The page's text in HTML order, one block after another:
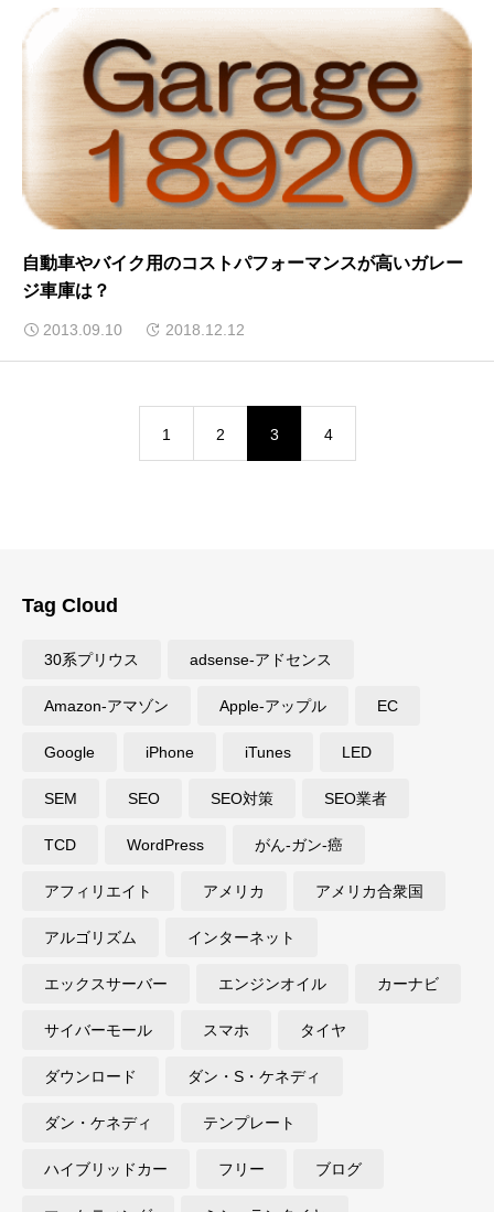
自動車やバイク用のコストパフォーマンスが高いガレー
ジ車庫は？
2013.09.10 2018.12.12
1 2 3 4
Tag Cloud
30系プリウス adsense-アドセンス
Amazon-アマゾン Apple-アップル EC
Google iPhone iTunes LED
SEM SEO SEO対策 SEO業者
TCD WordPress がん-ガン-癌
アフィリエイト アメリカ アメリカ合衆国
アルゴリズム インターネット
エックスサーバー エンジンオイル カーナビ
サイバーモール スマホ タイヤ
ダウンロード ダン・S・ケネディ
ダン・ケネディ テンプレート
ハイブリッドカー フリー ブログ